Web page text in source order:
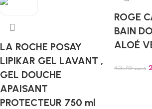
LA ROCHE POSAY
LIPIKAR GEL LAVANT ,
GEL DOUCHE
APAISANT
PROTECTEUR 750 ml
ROGE
BAIN
ALOÉ
د.ت43.79